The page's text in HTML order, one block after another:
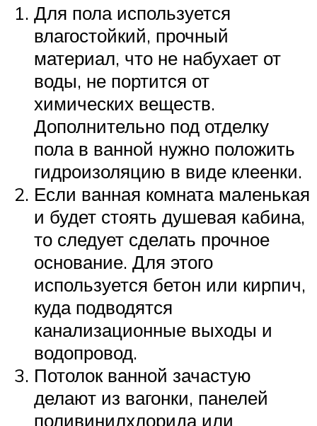
Для пола используется
влагостойкий, прочный
материал, что не набухает от
воды, не портится от
химических веществ.
Дополнительно под отделку
пола в ванной нужно положить
гидроизоляцию в виде клеенки.
Если ванная комната маленькая
и будет стоять душевая кабина,
то следует сделать прочное
основание. Для этого
используется бетон или кирпич,
куда подводятся
канализационные выходы и
водопровод.
Потолок ванной зачастую
делают из вагонки, панелей
поливинилхлорида или